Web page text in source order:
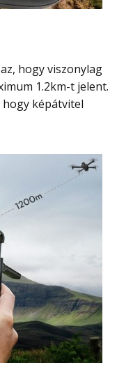
1.2km-t jelent.
képátvitel